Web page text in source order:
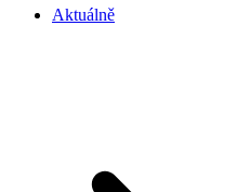
Aktuálně